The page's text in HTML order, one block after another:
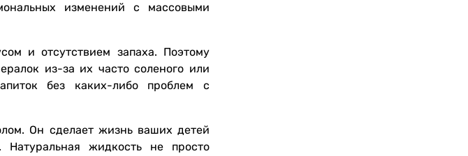
изменений с массовыми
и отсутствием запаха. Поэтому
из-за их часто соленого или
без каких-либо проблем с
Он сделает жизнь ваших детей
жидкость не просто